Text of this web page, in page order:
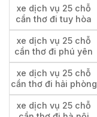
xe dịch vụ 25 chỗ
cần thơ đi tuy hòa
xe dịch vụ 25 chỗ
cần thơ đi phú yên
xe dịch vụ 25 chỗ
cần thơ đi hải phòng
xe dịch vụ 25 chỗ